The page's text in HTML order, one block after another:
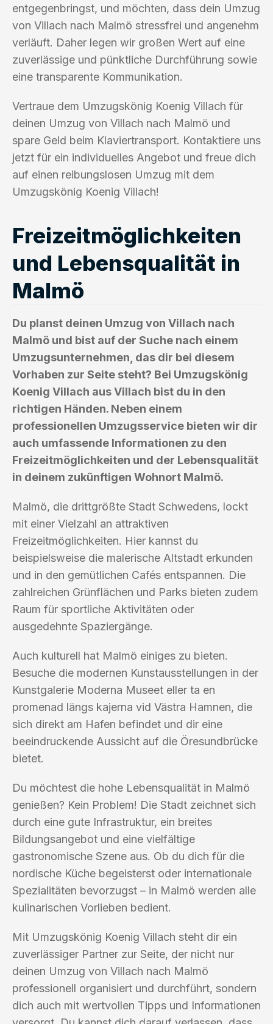
entgegenbringst, und möchten, dass dein Umzug
von Villach nach Malmö stressfrei und angenehm
verläuft. Daher legen wir großen Wert auf eine
zuverlässige und pünktliche Durchführung sowie
eine transparente Kommunikation.
Vertraue dem Umzugskönig Koenig Villach für
deinen Umzug von Villach nach Malmö und
spare Geld beim Klaviertransport. Kontaktiere uns
jetzt für ein individuelles Angebot und freue dich
auf einen reibungslosen Umzug mit dem
Umzugskönig Koenig Villach!
Freizeitmöglichkeiten
und Lebensqualität in
Malmö
Du planst deinen Umzug von Villach nach
Malmö und bist auf der Suche nach einem
Umzugsunternehmen, das dir bei diesem
Vorhaben zur Seite steht? Bei Umzugskönig
Koenig Villach aus Villach bist du in den
richtigen Händen. Neben einem
professionellen Umzugsservice bieten wir dir
auch umfassende Informationen zu den
Freizeitmöglichkeiten und der Lebensqualität
in deinem zukünftigen Wohnort Malmö.
Malmö, die drittgrößte Stadt Schwedens, lockt
mit einer Vielzahl an attraktiven
Freizeitmöglichkeiten. Hier kannst du
beispielsweise die malerische Altstadt erkunden
und in den gemütlichen Cafés entspannen. Die
zahlreichen Grünflächen und Parks bieten zudem
Raum für sportliche Aktivitäten oder
ausgedehnte Spaziergänge.
Auch kulturell hat Malmö einiges zu bieten.
Besuche die modernen Kunstausstellungen in der
Kunstgalerie Moderna Museet eller ta en
promenad längs kajerna vid Västra Hamnen, die
sich direkt am Hafen befindet und dir eine
beeindruckende Aussicht auf die Öresundbrücke
bietet.
Du möchtest die hohe Lebensqualität in Malmö
genießen? Kein Problem! Die Stadt zeichnet sich
durch eine gute Infrastruktur, ein breites
Bildungsangebot und eine vielfältige
gastronomische Szene aus. Ob du dich für die
nordische Küche begeisterst oder internationale
Spezialitäten bevorzugst – in Malmö werden alle
kulinarischen Vorlieben bedient.
Mit Umzugskönig Koenig Villach steht dir ein
zuverlässiger Partner zur Seite, der nicht nur
deinen Umzug von Villach nach Malmö
professionell organisiert und durchführt, sondern
dich auch mit wertvollen Tipps und Informationen